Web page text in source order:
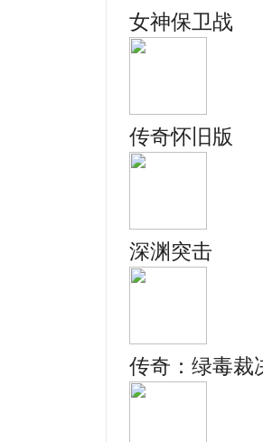
女神保卫战
传奇怀旧版
深渊突击
传奇：绿毒裁